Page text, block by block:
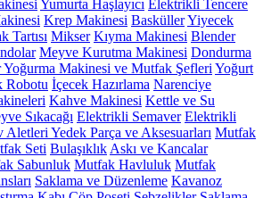
Yumurta Haşlayıcı Elektrikli Tencere
Krep Makinesi BasküllerYiyecek
Tartısı Mikser Kıyma Makinesi Blender
Meyve Kurutma Makinesi Dondurma
Yoğurma Makinesi ve Mutfak Şefleri Yoğurt
Robotu İçecek Hazırlama Narenciye
Kahve Makinesi Kettle ve Su
Sıkacağı Elektrikli Semaver Elektrikli
Yedek Parça ve Aksesuarları Mutfak
Seti Bulaşıklık Askı ve Kancalar
Sabunluk Mutfak Havluluk Mutfak
Saklama ve Düzenleme Kavanoz